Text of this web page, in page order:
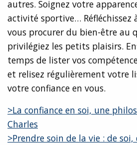
autres. Soignez votre
activité sportive… Réfléchissez
vous procurer du bien-être au
privilégiez les petits plaisirs.
temps de lister vos
et relisez régulièrement votre
votre confiance en vous.
>La confiance en soi, une
Charles
>Prendre soin de la vie : de